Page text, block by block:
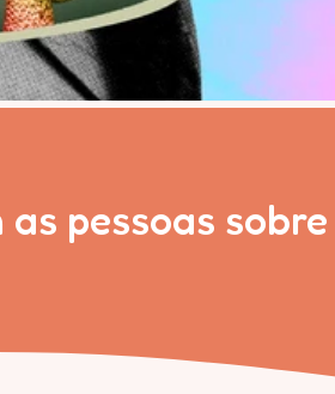
pessoas